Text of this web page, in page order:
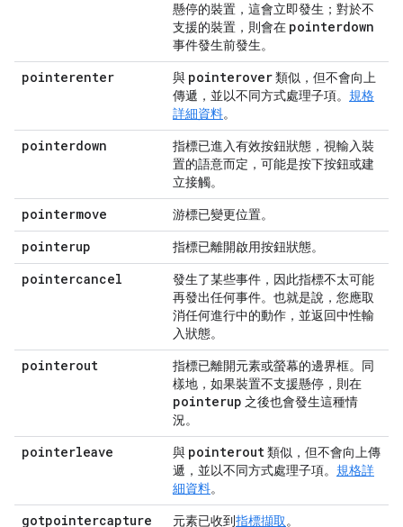
懸停的裝置，這會立即發生；對於不
支援的裝置，則會在 pointerdown
事件發生前發生。
pointerenter 與 pointerover類似，但不會向上
傳遞，並以不同方式處理子項。 規格
詳細資料。
pointerdown
指標已進入有效按鈕狀態，視輸入裝
置的語意而定，可能是按下按鈕或建
立接觸。
pointermove 游標已變更位置。
pointerup 指標已離開啟用按鈕狀態。
pointercancel
發生了某些事件，因此指標不太可能
再發出任何事件。也就是說，您應取
消任何進行中的動作，並返回中性輸
入狀態。
pointerout
指標已離開元素或螢幕的邊界框。同
樣地，如果裝置不支援懸停，則在
pointerup 之後也會發生這種情
況。
pointerleave 與 pointerout類似，但不會向上傳
遞，並以不同方式處理子項。 規格詳
細資料。
gotpointercapture 元素已收到指標擷取。